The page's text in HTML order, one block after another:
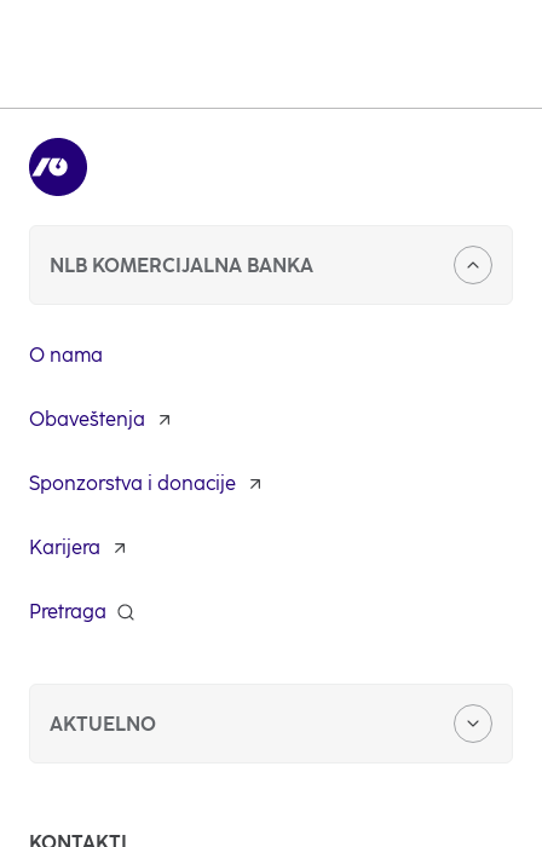
NLB KOMERCIJALNA BANKA
O nama
Obaveštenja
Sponzorstva i donacije
Karijera
opens
a
new
Pretraga
opens
tabAKTUELNO